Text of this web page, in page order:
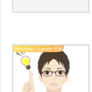
Windows Update 情報